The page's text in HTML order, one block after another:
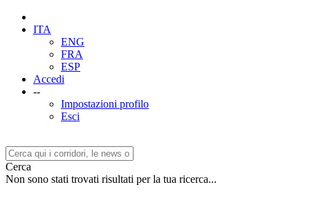
ITA
ENG
FRA
ESP
Accedi
--
Impostazioni profilo
Esci
Cerca
Non sono stati trovati risultati per la tua ricerca...